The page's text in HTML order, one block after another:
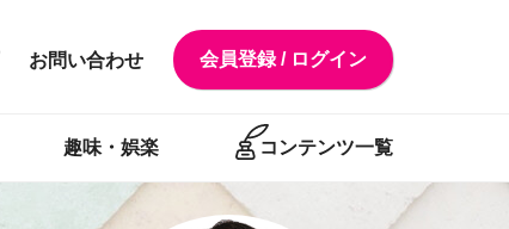
会員登録 / ログイン
お問い合わせ
趣味・娯楽 コンテンツ一覧